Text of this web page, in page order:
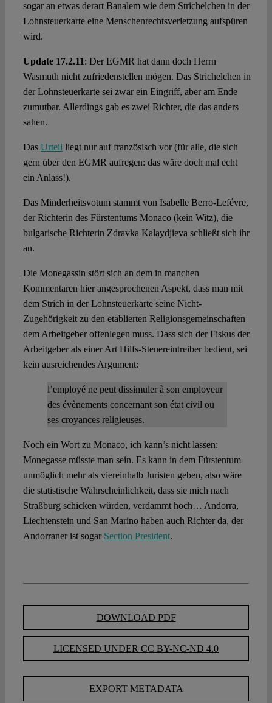
sogar an etwas derart Banalem wie dem Strichelchen in der
Lohnsteuerkarte eine Menschenrechtsverletzung aufspüren
wird.
Update 17.2.11: Der EGMR hat dann doch Herrn
Wasmuth nicht zufriedenstellen mögen. Das Strichelchen in
der Lohnsteuerkarte sei zwar ein Eingriff, aber am Ende
zumutbar. Allerdings gab es zwei Richter, die das anders
sahen.
Das Urteil liegt nur auf französisch vor (für alle, die sich
gern über den EGMR aufregen: das wäre doch mal echt
ein Anlass!).
Das Minderheitsvotum stammt von Isabelle Berro-Lefévre,
der Richterin des Fürstentums Monaco (kein Witz), die
bulgarische Richterin Zdravka Kalaydjieva schließt sich ihr
an.
Die Monegassin stört sich an dem in manchen
Kommentaren hier angesprochenen Aspekt, dass man mit
dem Strich in der Lohnsteuerkarte seine Nicht-
Zugehörigkeit zu den etablierten Religionsgemeinschaften
dem Arbeitgeber offenlegen muss. Dass sich der Fiskus der
Arbeitgeber als einer Art Hilfs-Steuereintreiber bedient, sei
kein ausreichendes Argument:
l’employé ne peut dissimuler à son employeur
des évènements concernant son état civil ou
ses croyances religieuses.
Noch ein Wort zu Monaco, ich kann’s nicht lassen:
Monegasse müsste man sein. Es kann in dem Fürstentum
unmöglich mehr als viereinhalb Juristen geben, also wäre
die statistische Wahrscheinlichkeit, dass sie mich nach
Straßburg schicken würden, verdammt hoch… Andorra,
Liechtenstein und San Marino haben auch Richter da, der
Andorraner ist sogar Section President.
DOWNLOAD PDF
LICENSED UNDER CC BY-NC-ND 4.0
EXPORT METADATA